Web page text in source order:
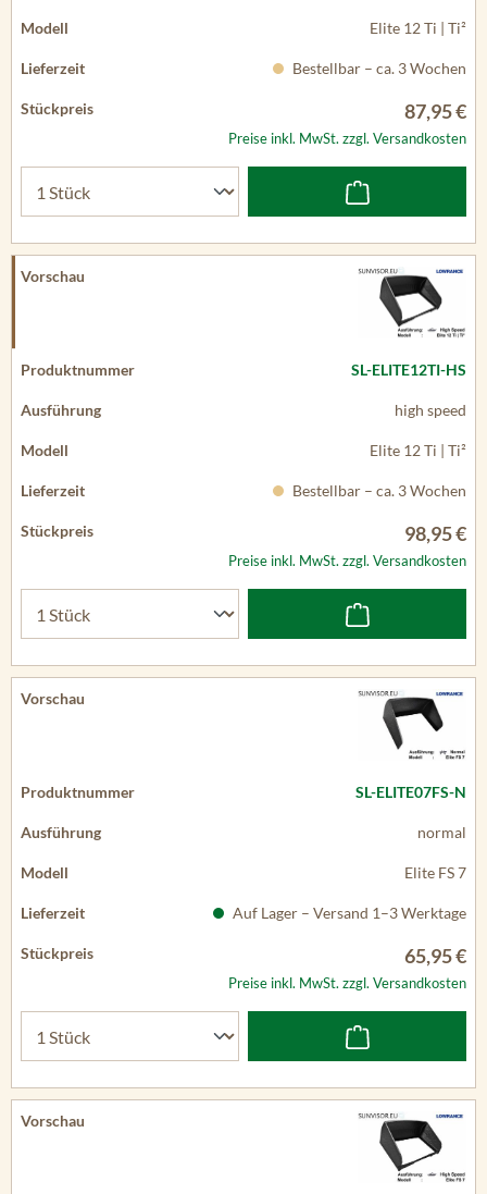
Elite 12 Ti | Ti²
Bestellbar – ca. 3 Wochen
87,95 €
Preise inkl. MwSt. zzgl. Versandkosten
SL-ELITE12TI-HS
high speed
Elite 12 Ti | Ti²
Bestellbar – ca. 3 Wochen
98,95 €
Preise inkl. MwSt. zzgl. Versandkosten
SL-ELITE07FS-N
normal
Elite FS 7
Auf Lager – Versand 1–3 Werktage
65,95 €
Preise inkl. MwSt. zzgl. Versandkosten